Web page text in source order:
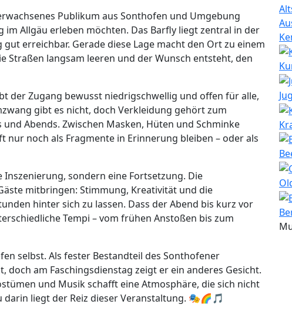
Publikum aus Sonthofen und Umgebung
im Allgäu erleben möchten. Das Barfly liegt zentral in der
erreichbar. Gerade diese Lage macht den Ort zu einem
Straßen langsam leeren und der Wunsch entsteht, den
der Zugang bewusst niedrigschwellig und offen für alle,
gibt es nicht, doch Verkleidung gehört zum
Abends. Zwischen Masken, Hüten und Schminke
nur noch als Fragmente in Erinnerung bleiben – oder als
sondern eine Fortsetzung. Die
mitbringen: Stimmung, Kreativität und die
hinter sich zu lassen. Dass der Abend bis kurz vor
Tempi – vom frühen Anstoßen bis zum
selbst. Als fester Bestandteil des Sonthofener
doch am Faschingsdienstag zeigt er ein anderes Gesicht.
und Musik schafft eine Atmosphäre, die sich nicht
darin liegt der Reiz dieser Veranstaltung. 🎭🌈🎵